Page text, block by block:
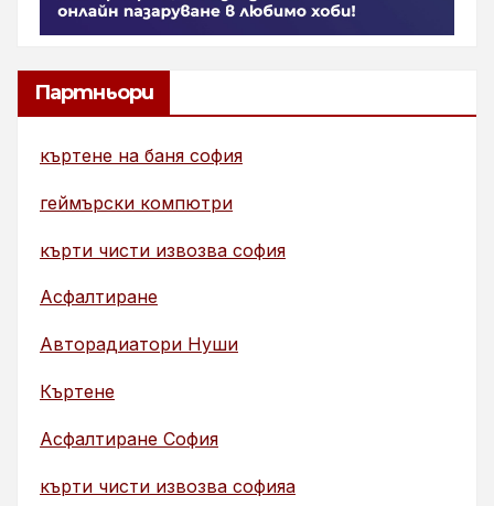
Партньори
къртене на баня софия
геймърски компютри
кърти чисти извозва софия
Асфалтиране
Авторадиатори Нуши
Къртене
Асфалтиране София
кърти чисти извозва софияа